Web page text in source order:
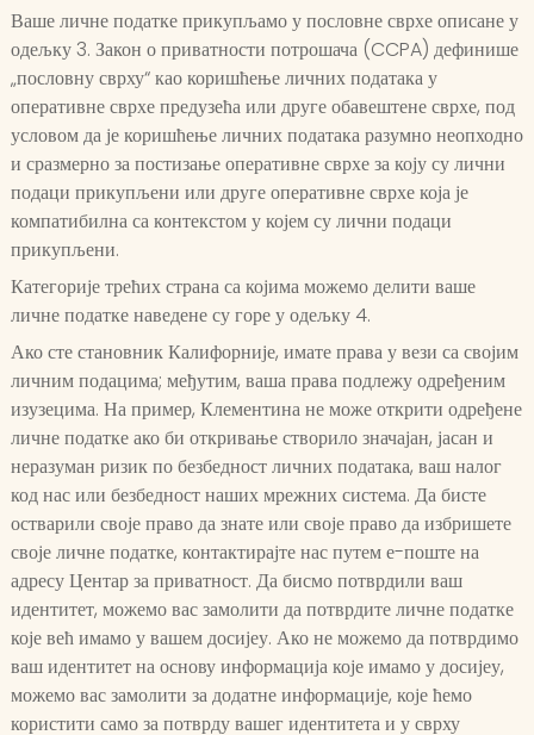
Ваше личне податке прикупљамо у пословне сврхе описане у
одељку 3. Закон о приватности потрошача (CCPA) дефинише
„пословну сврху“ као коришћење личних података у
оперативне сврхе предузећа или друге обавештене сврхе, под
условом да је коришћење личних података разумно неопходно
и сразмерно за постизање оперативне сврхе за коју су лични
подаци прикупљени или друге оперативне сврхе која је
компатибилна са контекстом у којем су лични подаци
прикупљени.
Категорије трећих страна са којима можемо делити ваше
личне податке наведене су горе у одељку 4.
Ако сте становник Калифорније, имате права у вези са својим
личним подацима; међутим, ваша права подлежу одређеним
изузецима. На пример, Клементина не може открити одређене
личне податке ако би откривање створило значајан, јасан и
неразуман ризик по безбедност личних података, ваш налог
код нас или безбедност наших мрежних система. Да бисте
остварили своје право да знате или своје право да избришете
своје личне податке, контактирајте нас путем е-поште на
адресу Центар за приватност. Да бисмо потврдили ваш
идентитет, можемо вас замолити да потврдите личне податке
које већ имамо у вашем досијеу. Ако не можемо да потврдимо
ваш идентитет на основу информација које имамо у досијеу,
можемо вас замолити за додатне информације, које ћемо
користити само за потврду вашег идентитета и у сврху